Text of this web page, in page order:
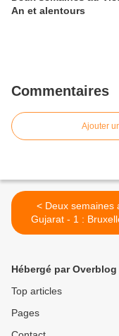
An et alentours
Commentaires
Ajouter
< Deux semaines au
Gujarat - 1 :
Delhi -
Hébergé par Overblog
Top articles
Pages